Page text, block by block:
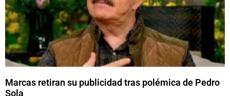
Marcas retiran su publicidad tras polémica de Pedro
Sola